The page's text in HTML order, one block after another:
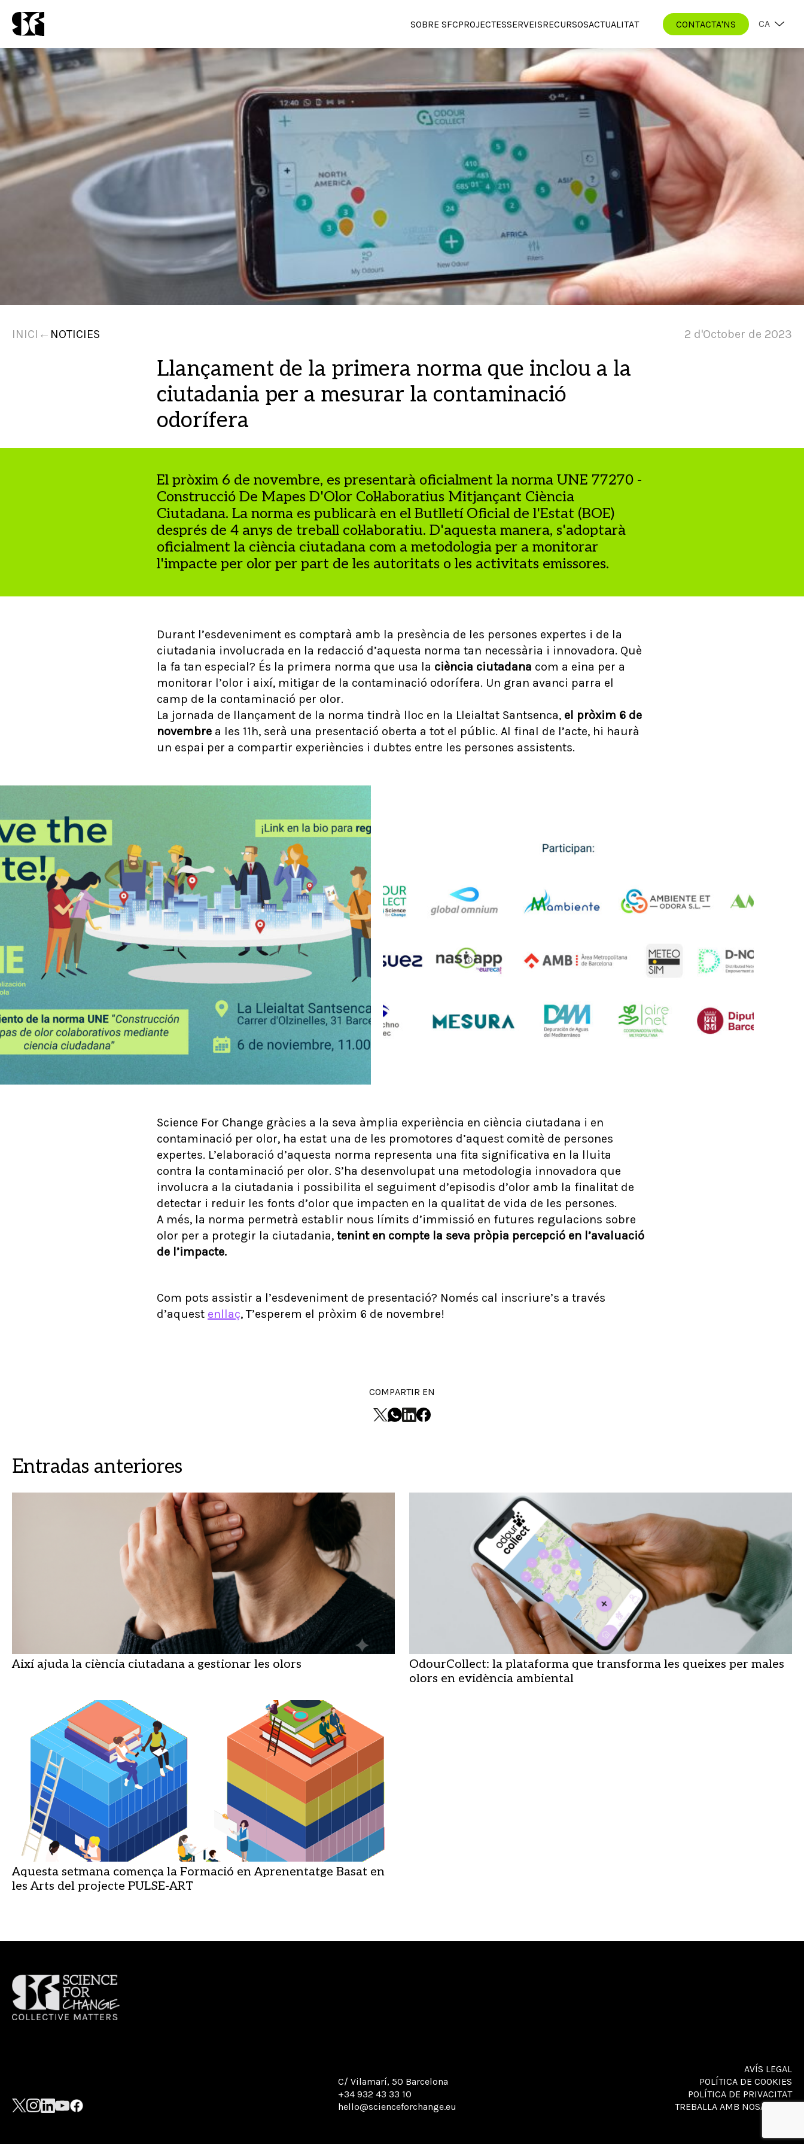
SOBRE SFCPROJECTESSERVEISRECURSOSACTUALITAT CONTACTA'NS CA
INICI ← NOTICIES 2 d'October de 2023
Llançament de la primera norma que inclou a la
ciutadania per a mesurar la contaminació
odorífera
El pròxim 6 de novembre, es presentarà oficialment la norma UNE 77270 -
Construcció De Mapes D'Olor Col·laboratius Mitjançant Ciència
Ciutadana. La norma es publicarà en el Butlletí Oficial de l'Estat (BOE)
després de 4 anys de treball col·laboratiu. D'aquesta manera, s'adoptarà
oficialment la ciència ciutadana com a metodologia per a monitorar
l'impacte per olor per part de les autoritats o les activitats emissores.
Durant l’esdeveniment es comptarà amb la presència de les persones expertes i de la
ciutadania involucrada en la redacció d’aquesta norma tan necessària i innovadora. Què
la fa tan especial? És la primera norma que usa la ciència ciutadana com a eina per a
monitorar l’olor i així, mitigar de la contaminació odorífera. Un gran avanci parra el
camp de la contaminació per olor.
La jornada de llançament de la norma tindrà lloc en la Lleialtat Santsenca, el pròxim 6 de
novembre a les 11h, serà una presentació oberta a tot el públic. Al final de l’acte, hi haurà
un espai per a compartir experiències i dubtes entre les persones assistents.
Science For Change gràcies a la seva àmplia experiència en ciència ciutadana i en
contaminació per olor, ha estat una de les promotores d’aquest comitè de persones
expertes. L’elaboració d’aquesta norma representa una fita significativa en la lluita
contra la contaminació per olor. S’ha desenvolupat una metodologia innovadora que
involucra a la ciutadania i possibilita el seguiment d’episodis d’olor amb la finalitat de
detectar i reduir les fonts d’olor que impacten en la qualitat de vida de les persones.
A més, la norma permetrà establir nous límits d’immissió en futures regulacions sobre
olor per a protegir la ciutadania, tenint en compte la seva pròpia percepció en l’avaluació
de l’impacte.
Com pots assistir a l’esdeveniment de presentació? Només cal inscriure’s a través
d’aquest enllaç, T’esperem el pròxim 6 de novembre!
COMPARTIR EN
Entradas anteriores
Així ajuda la ciència ciutadana a gestionar les olors
OdourCollect: la plataforma que transforma les queixes per males
olors en evidència ambiental
Aquesta setmana comença la Formació en Aprenentatge Basat en
les Arts del projecte PULSE-ART
C/ Vilamarí, 50 Barcelona
+34 932 43 33 10
hello@scienceforchange.eu
AVÍS LEGAL
POLÍTICA DE COOKIES
POLÍTICA DE PRIVACITAT
TREBALLA AMB NOSALTRES